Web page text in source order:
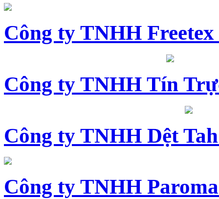
Công ty TNHH
Công ty TNHH Tín
Công ty TNHH Dệt
Công ty TNHH